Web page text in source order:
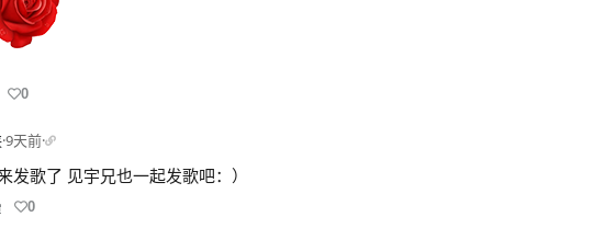
0
·9天前·
发歌了 见宇兄也一起发歌吧：）
0